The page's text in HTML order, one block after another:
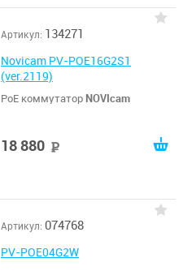
Артикул: 134271
Novicam PV-POE16G2S1
(ver.2119)
PoE коммутатор NOVIcam
18 880
Артикул: 074768
PV-POE04G2W